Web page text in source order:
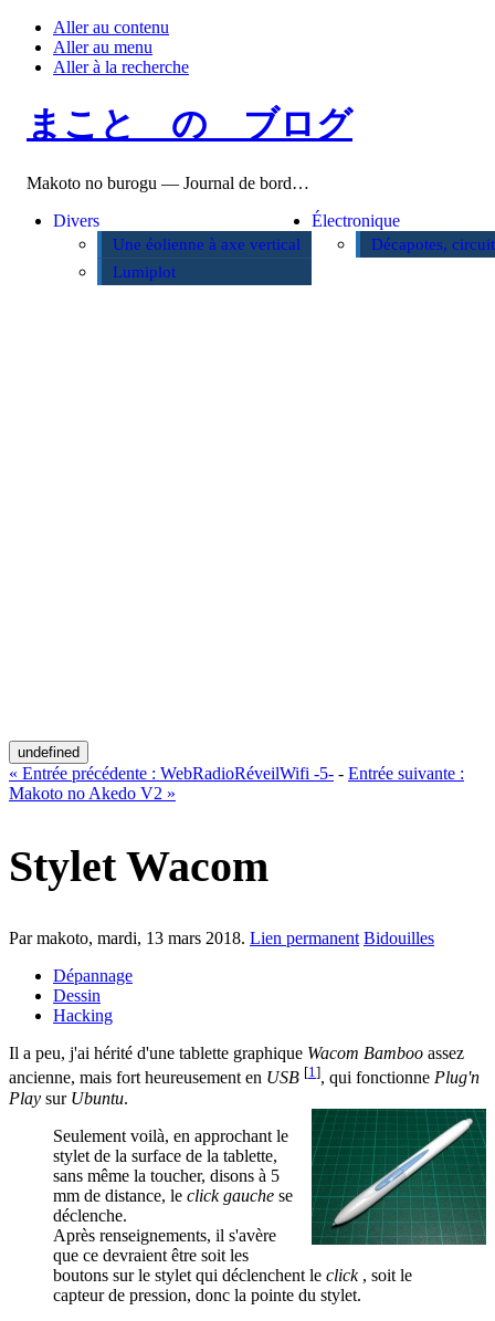
Aller au contenu
Aller au menu
Aller à la recherche
まこと の ブログ
Makoto no burogu — Journal de bord…
Divers
Une éolienne à axe vertical
Lumiplot
Électronique
Décapotes,
undefined
« Entrée précédente : WebRadioRéveilWifi -5- - Entrée suivante :
Makoto no Akedo V2 »
Stylet Wacom
Par makoto, mardi, 13 mars 2018. Lien permanent Bidouilles
Dépannage
Dessin
Hacking
Il a peu, j'ai hérité d'une tablette graphique Wacom Bamboo assez
ancienne, mais fort heureusement en USB [1], qui fonctionne Plug'n
Play sur Ubuntu.
Seulement voilà, en approchant le
stylet de la surface de la tablette,
sans même la toucher, disons à 5
mm de distance, le click gauche se
déclenche.
Après renseignements, il s'avère
que ce devraient être soit les
boutons sur le stylet qui déclenchent le click, soit le
capteur de pression, donc la pointe du stylet.